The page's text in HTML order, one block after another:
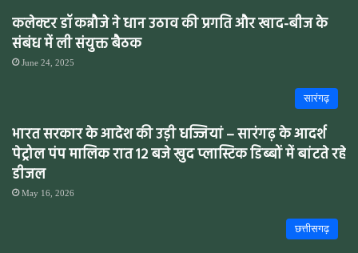
कलेक्टर डॉ कन्नौजे ने धान उठाव की प्रगति और खाद-बीज के
संबंध में ली संयुक्त बैठक
June 24, 2025
सारंगढ़
भारत सरकार के आदेश की उड़ी धज्जियां – सारंगढ़ के आदर्श
पेट्रोल पंप मालिक रात 12 बजे खुद प्लास्टिक डिब्बों में बांटते रहे
डीजल
May 16, 2026
छत्तीसगढ़